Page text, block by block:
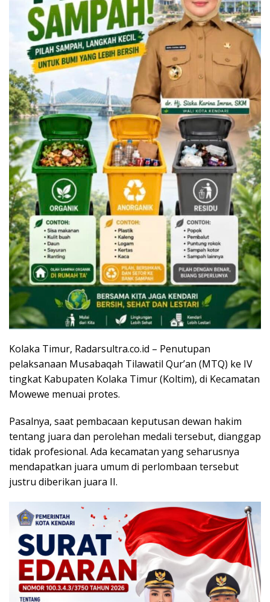
Kolaka Timur, Radarsultra.co.id – Penutupan
pelaksanaan Musabaqah Tilawatil Qur’an (MTQ) ke IV
tingkat Kabupaten Kolaka Timur (Koltim), di Kecamatan
Mowewe menuai protes.
Pasalnya, saat pembacaan keputusan dewan hakim
tentang juara dan perolehan medali tersebut, dianggap
tidak profesional. Ada kecamatan yang seharusnya
mendapatkan juara umum di perlombaan tersebut
justru diberikan juara II.